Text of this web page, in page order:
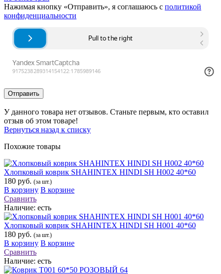
Нажимая кнопку «Отправить», я соглашаюсь с политикой
конфиденциальности
Отправить
У данного товара нет отзывов. Станьте первым, кто оставил
отзыв об этом товаре!
Вернуться назад к списку
Похожие товары
Хлопковый коврик SHAHINTEX HINDI SH H002 40*60
180 руб. (за шт.)
В корзину В корзине
Сравнить
Наличие: есть
Хлопковый коврик SHAHINTEX HINDI SH H001 40*60
180 руб. (за шт.)
В корзину В корзине
Сравнить
Наличие: есть